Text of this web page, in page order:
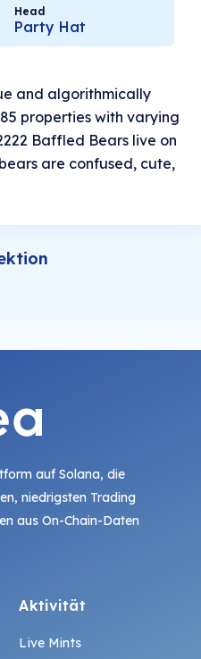
Head
Party Hat
and algorithmically
properties with varying
Baffled Bears live on
are confused, cute,
auf Solana, die
niedrigsten Trading
aus On-Chain-Daten
Aktivität
Live Mints